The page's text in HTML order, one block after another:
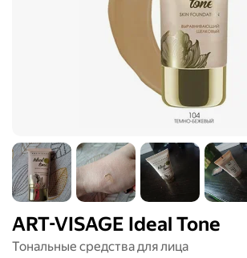
ART-VISAGE Ideal Tone
Тональные средства для лица